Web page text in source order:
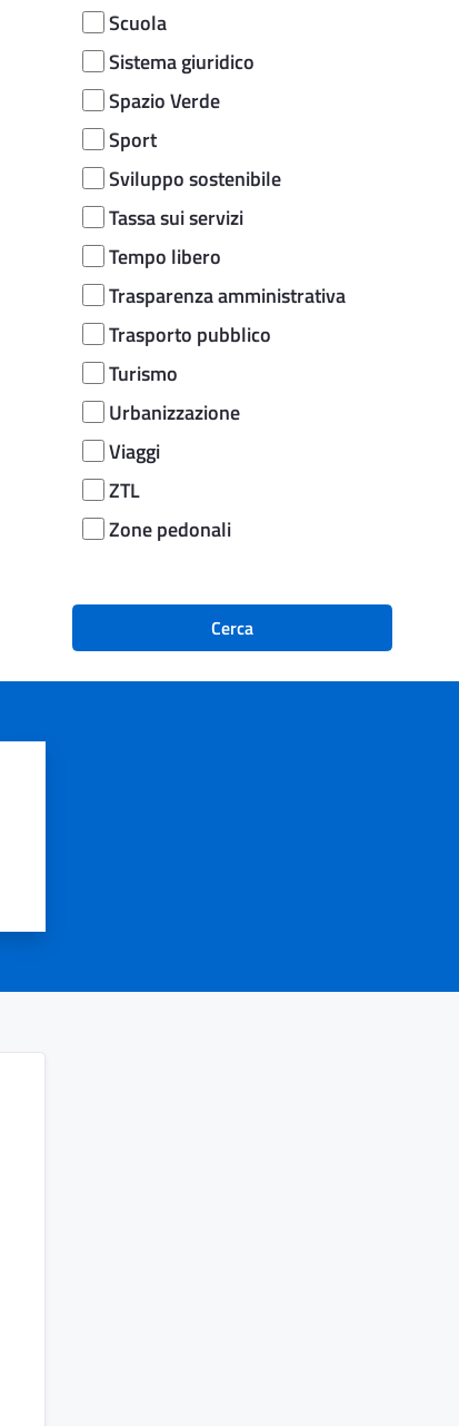
Scuola
Sistema giuridico
Spazio Verde
Sport
Sviluppo sostenibile
Tassa sui servizi
Tempo libero
Trasparenza amministrativa
Trasporto pubblico
Turismo
Urbanizzazione
Viaggi
ZTL
Zone pedonali
Cerca